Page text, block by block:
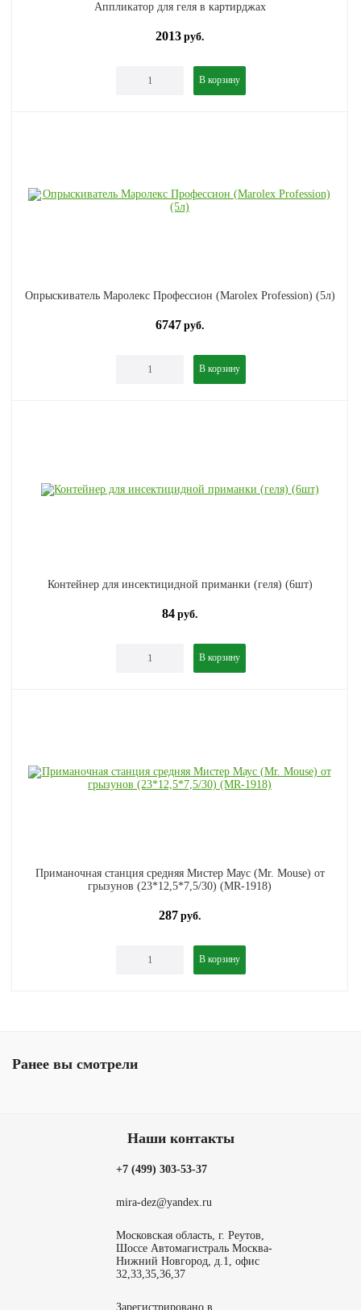
Аппликатор для геля в картирджах
2013 руб.
В корзину
Опрыскиватель Маролекс Профессион (Marolex Profession) (5л)
6747 руб.
В корзину
Контейнер для инсектицидной приманки (геля) (6шт)
84 руб.
В корзину
Приманочная станция средняя Мистер Маус (Mr. Mouse) от
грызунов (23*12,5*7,5/30) (МR-1918)
287 руб.
В корзину
Ранее вы смотрели
Наши контакты
+7 (499) 303-53-37
mira-dez@yandex.ru
Московская область, г. Реутов,
Шоссе Автомагистраль Москва-
Нижний Новгород, д.1, офис
32,33,35,36,37
Зарегистрировано в